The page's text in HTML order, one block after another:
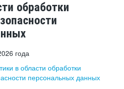
обработки
года
в области обработки
персональных данных